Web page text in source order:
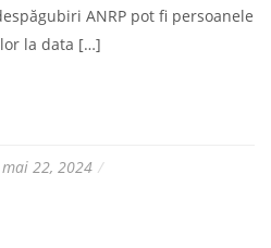
ANRP pot fi persoanele
la data […]
mai 22, 2024